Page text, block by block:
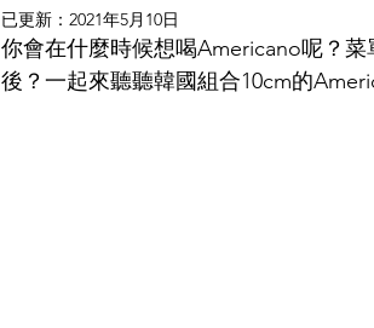
已更新： 2021年5月10日
你會在什麼時候想喝Americano呢？ 菜
後？一起來聽聽韓國組合10cm的